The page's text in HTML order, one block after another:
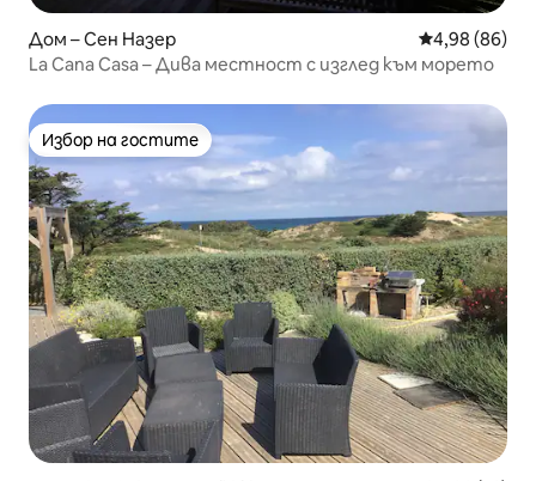
Дом – Сен Назер Средна
4,98 (86)
La Cana Casa – Дива местност с изглед към морето
Избор на гостите
Избор на гостите